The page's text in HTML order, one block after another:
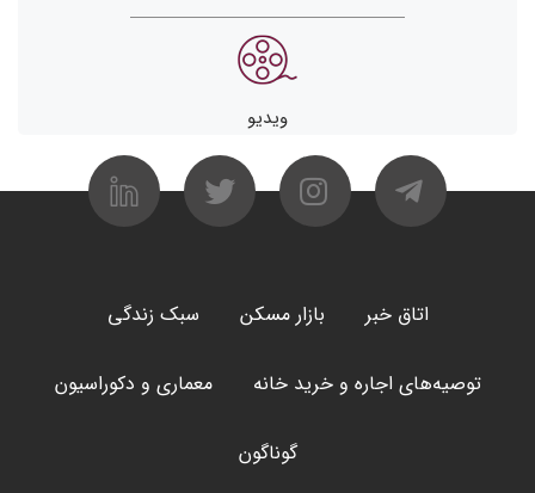
ویدیو
اتاق خبر بازار مسکن سبک زندگی
توصیه‌های اجاره و خرید خانه معماری و دکوراسیون
گوناگون